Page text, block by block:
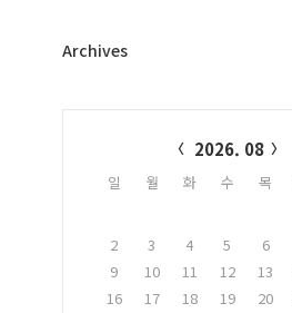
플
Archives
2026. 08
일 월 화 수 목
2
3 4 5 6
9
10 11 12 13
16
17 18 19 20